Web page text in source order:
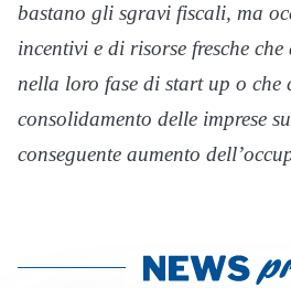
bastano gli sgravi fiscali, ma
incentivi e di risorse fresche
nella loro fase di start up o
consolidamento delle imprese
conseguente aumento